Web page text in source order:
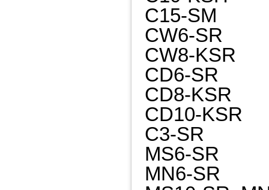
C15-SM
CW6-SR
CW8-KSR
CD6-SR
CD8-KSR
CD10-KSR
C3-SR
MS6-SR
MN6-SR